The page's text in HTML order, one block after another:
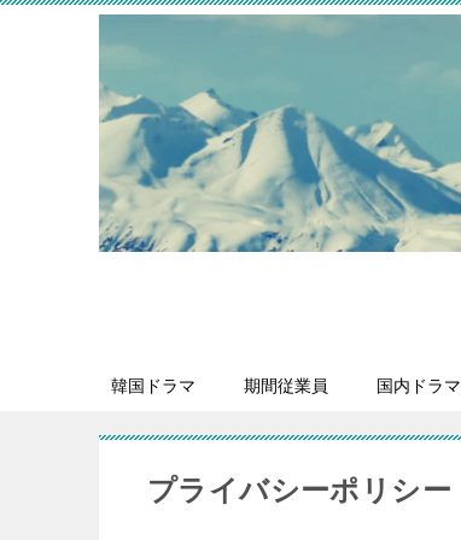
韓国ドラマ 期間従業員 国内ドラマ
プライバシーポリシー